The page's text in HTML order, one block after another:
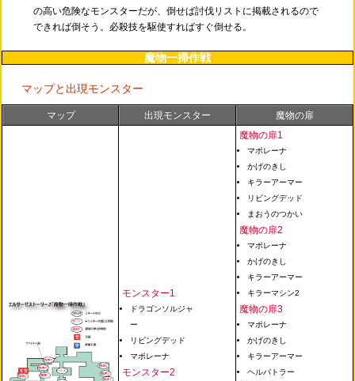
の高い危険なモンスターだが、倒せば討伐リストに掲載されるので
できれば倒そう。必殺技を駆使すればすぐ倒せる。
魔物一掃作戦
マップと出現モンスター
マップ 出現モンスター 魔物の扉
モンスター1
ドラゴンソルジャ
ー
リビングデッド
マポレーナ
モンスター2
魔物の扉1
マポレーナ
かげのきし
キラーアーマー
リビングデッド
まおうのつかい
魔物の扉2
マポレーナ
かげのきし
キラーアーマー
キラーマシン2
魔物の扉3
マポレーナ
かげのきし
キラーアーマー
ヘルバトラー